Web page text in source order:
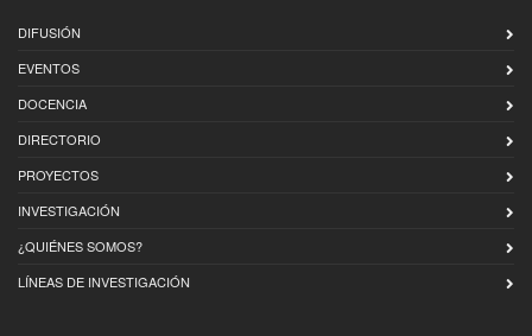
DIFUSIÓN
EVENTOS
DOCENCIA
DIRECTORIO
PROYECTOS
INVESTIGACIÓN
¿QUIÉNES SOMOS?
LÍNEAS DE INVESTIGACIÓN